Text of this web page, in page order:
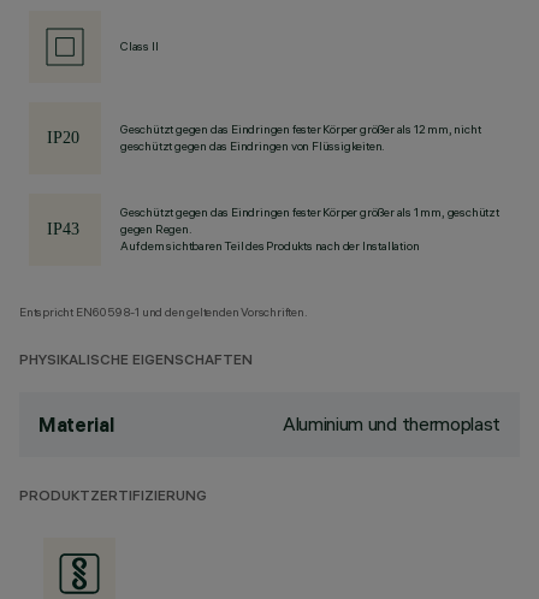
Class II
Geschützt gegen das Eindringen fester Körper größer als 12 mm, nicht
geschützt gegen das Eindringen von Flüssigkeiten.
Geschützt gegen das Eindringen fester Körper größer als 1 mm, geschützt
gegen Regen.
Auf dem sichtbaren Teil des Produkts nach der Installation
Entspricht EN60598-1 und den geltenden Vorschriften.
PHYSIKALISCHE EIGENSCHAFTEN
Material Aluminium und thermoplast
PRODUKTZERTIFIZIERUNG